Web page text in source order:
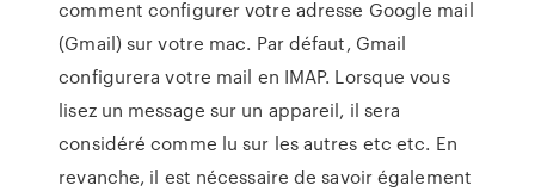
comment configurer votre adresse Google mail
(Gmail) sur votre mac. Par défaut, Gmail
configurera votre mail en IMAP. Lorsque vous
lisez un message sur un appareil, il sera
considéré comme lu sur les autres etc etc. En
revanche, il est nécessaire de savoir également